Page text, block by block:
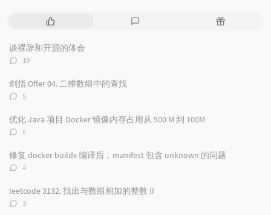
热
文
章
随
谈裸辞和开源的体会
评
数：
19
剑指 Offer 04. 二维数组中的查找
评
数：
5
优化 Java 项目 Docker 镜像内存占用从 500 M 到 100M
评
数：
5
修复 docker buildx 编译后，manifest 包含 unknown 的问题
评
数：
4
leetcode 3132. 找出与数组相加的整数 II
评
3